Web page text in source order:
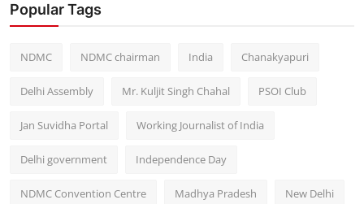
Popular Tags
NDMC NDMC chairman India Chanakyapuri
Delhi Assembly Mr. Kuljit Singh Chahal PSOI Club
Jan Suvidha Portal Working Journalist of India
Delhi government Independence Day
NDMC Convention Centre Madhya Pradesh New Delhi